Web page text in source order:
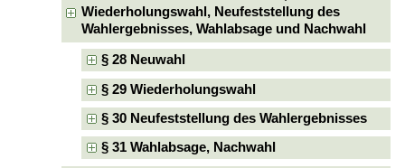
Wiederholungswahl, Neufeststellung des
Wahlergebnisses, Wahlabsage und Nachwahl
§ 28 Neuwahl
§ 29 Wiederholungswahl
§ 30 Neufeststellung des Wahlergebnisses
§ 31 Wahlabsage, Nachwahl